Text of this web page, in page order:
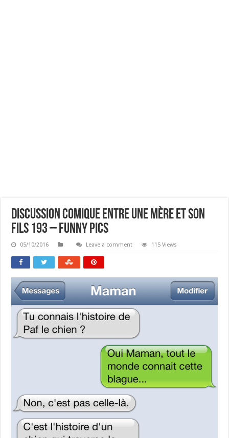
Discussion Comique Entre Une Mère Et Son
Fils 193 – Funny Pics
05/10/2016 Leave a comment 115 Views